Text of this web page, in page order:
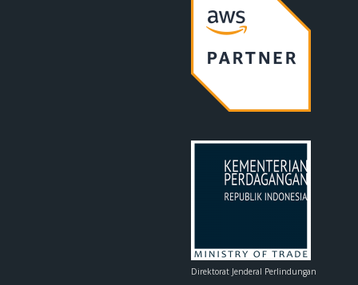
Direktorat Jenderal Perlindungan